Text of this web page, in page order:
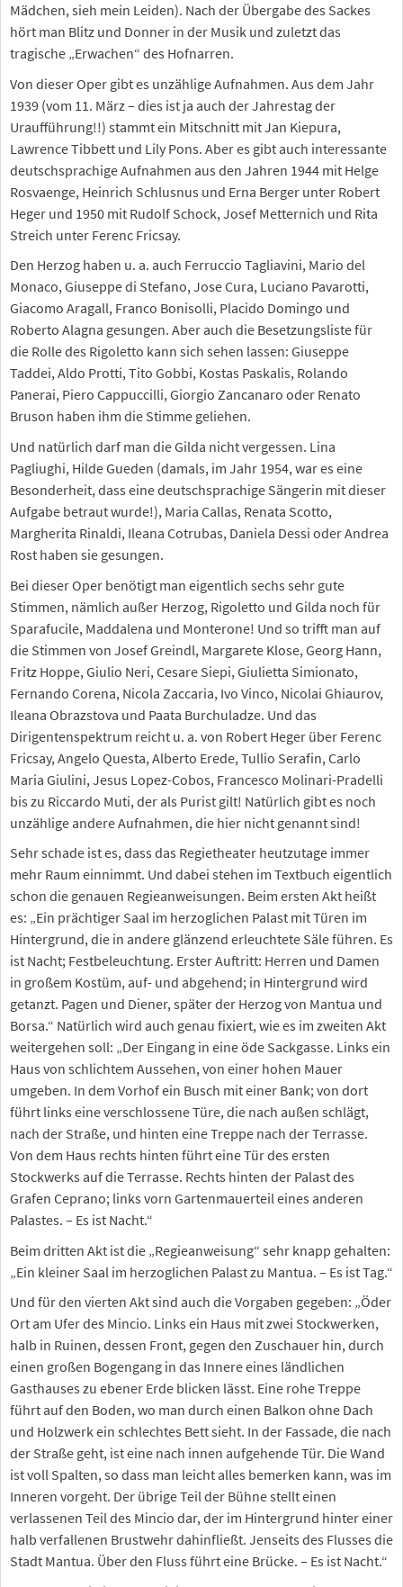
Mädchen, sieh mein Leiden). Nach der Übergabe des Sackes
hört man Blitz und Donner in der Musik und zuletzt das
tragische „Erwachen“ des Hofnarren.
Von dieser Oper gibt es unzählige Aufnahmen. Aus dem Jahr
1939 (vom 11. März – dies ist ja auch der Jahrestag der
Uraufführung!!) stammt ein Mitschnitt mit Jan Kiepura,
Lawrence Tibbett und Lily Pons. Aber es gibt auch interessante
deutschsprachige Aufnahmen aus den Jahren 1944 mit Helge
Rosvaenge, Heinrich Schlusnus und Erna Berger unter Robert
Heger und 1950 mit Rudolf Schock, Josef Metternich und Rita
Streich unter Ferenc Fricsay.
Den Herzog haben u. a. auch Ferruccio Tagliavini, Mario del
Monaco, Giuseppe di Stefano, Jose Cura, Luciano Pavarotti,
Giacomo Aragall, Franco Bonisolli, Placido Domingo und
Roberto Alagna gesungen. Aber auch die Besetzungsliste für
die Rolle des Rigoletto kann sich sehen lassen: Giuseppe
Taddei, Aldo Protti, Tito Gobbi, Kostas Paskalis, Rolando
Panerai, Piero Cappuccilli, Giorgio Zancanaro oder Renato
Bruson haben ihm die Stimme geliehen.
Und natürlich darf man die Gilda nicht vergessen. Lina
Pagliughi, Hilde Gueden (damals, im Jahr 1954, war es eine
Besonderheit, dass eine deutschsprachige Sängerin mit dieser
Aufgabe betraut wurde!), Maria Callas, Renata Scotto,
Margherita Rinaldi, Ileana Cotrubas, Daniela Dessi oder Andrea
Rost haben sie gesungen.
Bei dieser Oper benötigt man eigentlich sechs sehr gute
Stimmen, nämlich außer Herzog, Rigoletto und Gilda noch für
Sparafucile, Maddalena und Monterone! Und so trifft man auf
die Stimmen von Josef Greindl, Margarete Klose, Georg Hann,
Fritz Hoppe, Giulio Neri, Cesare Siepi, Giulietta Simionato,
Fernando Corena, Nicola Zaccaria, Ivo Vinco, Nicolai Ghiaurov,
Ileana Obrazstova und Paata Burchuladze. Und das
Dirigentenspektrum reicht u. a. von Robert Heger über Ferenc
Fricsay, Angelo Questa, Alberto Erede, Tullio Serafin, Carlo
Maria Giulini, Jesus Lopez-Cobos, Francesco Molinari-Pradelli
bis zu Riccardo Muti, der als Purist gilt! Natürlich gibt es noch
unzählige andere Aufnahmen, die hier nicht genannt sind!
Sehr schade ist es, dass das Regietheater heutzutage immer
mehr Raum einnimmt. Und dabei stehen im Textbuch eigentlich
schon die genauen Regieanweisungen. Beim ersten Akt heißt
es: „Ein prächtiger Saal im herzoglichen Palast mit Türen im
Hintergrund, die in andere glänzend erleuchtete Säle führen. Es
ist Nacht; Festbeleuchtung. Erster Auftritt: Herren und Damen
in großem Kostüm, auf- und abgehend; in Hintergrund wird
getanzt. Pagen und Diener, später der Herzog von Mantua und
Borsa.“ Natürlich wird auch genau fixiert, wie es im zweiten Akt
weitergehen soll: „Der Eingang in eine öde Sackgasse. Links ein
Haus von schlichtem Aussehen, von einer hohen Mauer
umgeben. In dem Vorhof ein Busch mit einer Bank; von dort
führt links eine verschlossene Türe, die nach außen schlägt,
nach der Straße, und hinten eine Treppe nach der Terrasse.
Von dem Haus rechts hinten führt eine Tür des ersten
Stockwerks auf die Terrasse. Rechts hinten der Palast des
Grafen Ceprano; links vorn Gartenmauerteil eines anderen
Palastes. – Es ist Nacht.“
Beim dritten Akt ist die „Regieanweisung“ sehr knapp gehalten:
„Ein kleiner Saal im herzoglichen Palast zu Mantua. – Es ist Tag.“
Und für den vierten Akt sind auch die Vorgaben gegeben: „Öder
Ort am Ufer des Mincio. Links ein Haus mit zwei Stockwerken,
halb in Ruinen, dessen Front, gegen den Zuschauer hin, durch
einen großen Bogengang in das Innere eines ländlichen
Gasthauses zu ebener Erde blicken lässt. Eine rohe Treppe
führt auf den Boden, wo man durch einen Balkon ohne Dach
und Holzwerk ein schlechtes Bett sieht. In der Fassade, die nach
der Straße geht, ist eine nach innen aufgehende Tür. Die Wand
ist voll Spalten, so dass man leicht alles bemerken kann, was im
Inneren vorgeht. Der übrige Teil der Bühne stellt einen
verlassenen Teil des Mincio dar, der im Hintergrund hinter einer
halb verfallenen Brustwehr dahinfließt. Jenseits des Flusses die
Stadt Mantua. Über den Fluss führt eine Brücke. – Es ist Nacht.“